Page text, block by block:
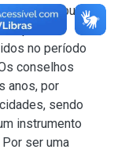
na busca
no período
conselhos
anos, por
sendo
instrumento
ser uma